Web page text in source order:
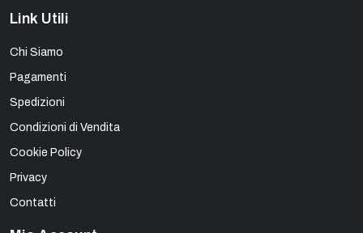
Link Utili
Chi Siamo
Pagamenti
Spedizioni
Condizioni di Vendita
Cookie Policy
Privacy
Contatti